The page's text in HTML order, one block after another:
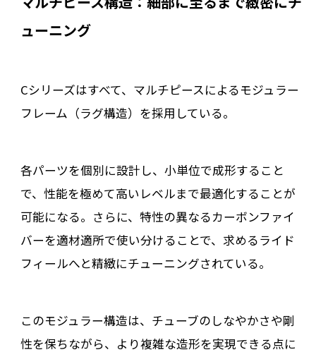
ューニング
Cシリーズはすべて、マルチピースによるモジュラー
フレーム（ラグ構造）を採用している。
各パーツを個別に設計し、小単位で成形すること
で、性能を極めて高いレベルまで最適化することが
可能になる。さらに、特性の異なるカーボンファイ
バーを適材適所で使い分けることで、求めるライド
フィールへと精緻にチューニングされている。
このモジュラー構造は、チューブのしなやかさや剛
性を保ちながら、より複雑な造形を実現できる点に